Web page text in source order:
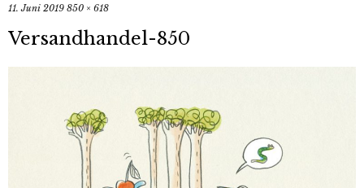
11. Juni 2019 850 × 618
Versandhandel-850